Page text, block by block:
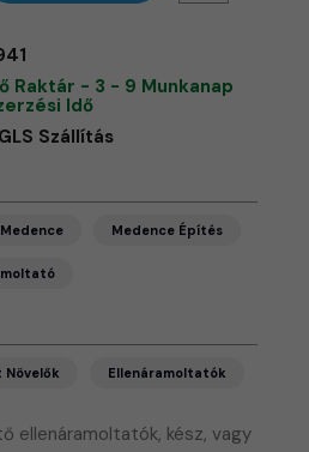
ellenáramoltatók, kész, vagy
Raktár - 3 - 9 Munkanap
Idő
GLS Szállítás
Medence Medence Építés
Növelők Ellenáramoltatók